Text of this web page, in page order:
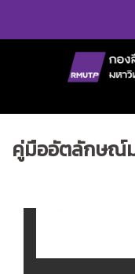
คู่มืออัตลักษณ์